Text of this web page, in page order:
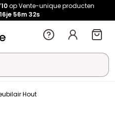
op Vente-unique producten
16je 56m 31s
Hout